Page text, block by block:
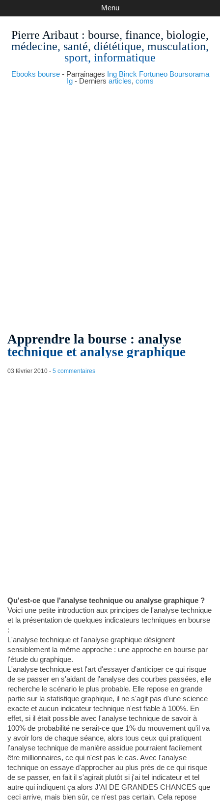
Pierre Aribaut : bourse, finance, biologie,
médecine, santé, diététique, musculation,
sport, informatique
Ebooks bourse- Parrainages Ing Binck Fortuneo Boursorama
Ig- Derniers articles, coms
Menu
Apprendre la bourse : analyse
technique et analyse graphique
03 février 2010- 5 commentaires
Qu'est-ce que l'analyse technique ou analyse graphique ?
Voici une petite introduction aux principes de l'analyse technique
et la présentation de quelques indicateurs techniques en bourse
:
L'analyse technique et l'analyse graphique désignent
sensiblement la même approche : une approche en bourse par
l'étude du graphique.
L'analyse technique est l'art d'essayer d'anticiper ce qui risque
de se passer en s'aidant de l'analyse des courbes passées, elle
recherche le scénario le plus probable. Elle repose en grande
partie sur la statistique graphique, il ne s'agit pas d'une science
exacte et aucun indicateur technique n'est fiable à 100%. En
effet, si il était possible avec l'analyse technique de savoir à
100% de probabilité ne serait-ce que 1% du mouvement qu'il va
y avoir lors de chaque séance, alors tous ceux qui pratiquent
l'analyse technique de manière assidue pourraient facilement
être millionnaires, ce qui n'est pas le cas. Avec l'analyse
technique on essaye d'approcher au plus près de ce qui risque
de se passer, en fait il s'agirait plutôt si j'ai tel indicateur et tel
autre qui indiquent ça alors J'AI DE GRANDES CHANCES que
ceci arrive, mais bien sûr, ce n'est pas certain. Cela repose